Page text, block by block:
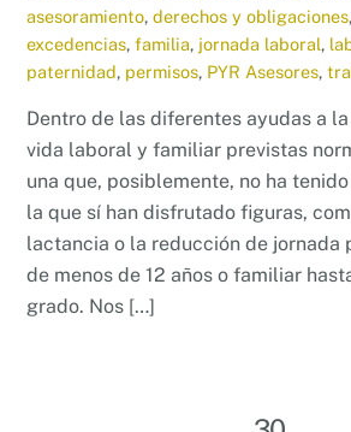
asesoramiento,derechos y obligaciones
excedencias,familia, jornada laboral,
paternidad, permisos, PYR Asesores,
Dentro de las diferentes ayudas a
vida laboral y familiar previstas
una que, posiblemente, no ha
la que sí han disfrutado figuras,
lactancia o la reducción de jornada
de menos de 12 años o familiar
grado. Nos […]